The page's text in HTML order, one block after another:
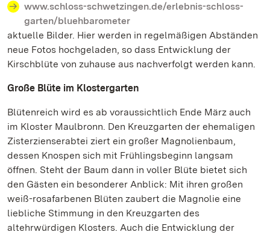
www.schloss-schwetzingen.de/erlebnis-schloss-
garten/bluehbarometer
aktuelle Bilder. Hier werden in regelmäßigen Abständen
neue Fotos hochgeladen, so dass Entwicklung der
Kirschblüte von zuhause aus nachverfolgt werden kann.
Große Blüte im Klostergarten
Blütenreich wird es ab voraussichtlich Ende März auch
im Kloster Maulbronn. Den Kreuzgarten der ehemaligen
Zisterzienserabtei ziert ein großer Magnolienbaum,
dessen Knospen sich mit Frühlingsbeginn langsam
öffnen. Steht der Baum dann in voller Blüte bietet sich
den Gästen ein besonderer Anblick: Mit ihren großen
weiß-rosafarbenen Blüten zaubert die Magnolie eine
liebliche Stimmung in den Kreuzgarten des
altehrwürdigen Klosters. Auch die Entwicklung der